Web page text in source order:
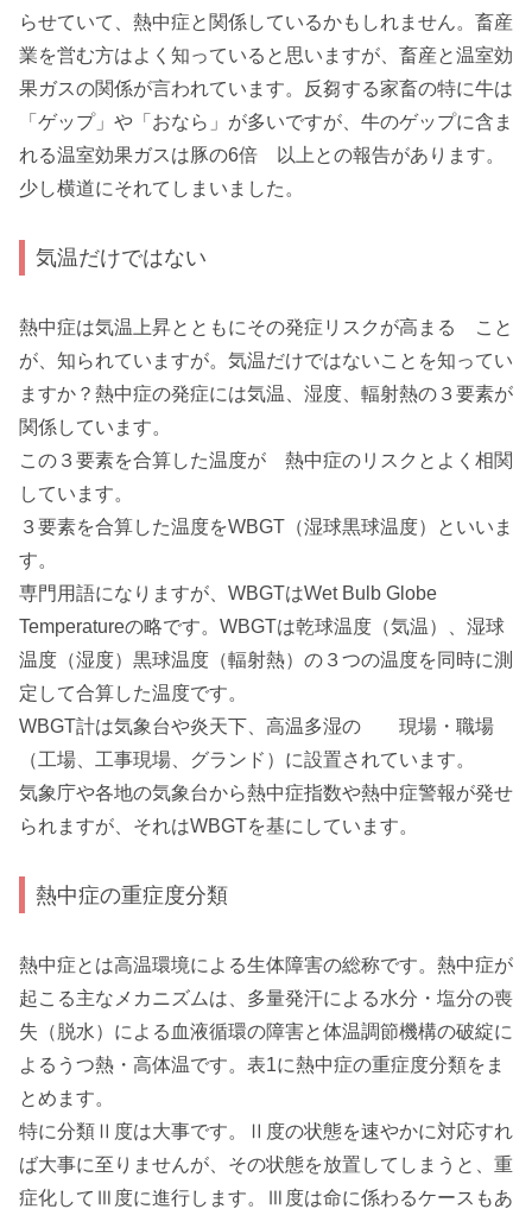
らせていて、熱中症と関係しているかもしれません。畜産
業を営む方はよく知っていると思いますが、畜産と温室効
果ガスの関係が言われています。反芻する家畜の特に牛は
「ゲップ」や「おなら」が多いですが、牛のゲップに含ま
れる温室効果ガスは豚の6倍 以上との報告があります。
少し横道にそれてしまいました。
気温だけではない
熱中症は気温上昇とともにその発症リスクが高まる こと
が、知られていますが。気温だけではないことを知ってい
ますか？熱中症の発症には気温、湿度、輻射熱の３要素が
関係しています。
この３要素を合算した温度が 熱中症のリスクとよく相関
しています。
３要素を合算した温度をWBGT（湿球黒球温度）といいま
す。
専門用語になりますが、WBGTはWet Bulb Globe
Temperatureの略です。WBGTは乾球温度（気温）、湿球
温度（湿度）黒球温度（輻射熱）の３つの温度を同時に測
定して合算した温度です。
WBGT計は気象台や炎天下、高温多湿の 現場・職場
（工場、工事現場、グランド）に設置されています。
気象庁や各地の気象台から熱中症指数や熱中症警報が発せ
られますが、それはWBGTを基にしています。
熱中症の重症度分類
熱中症とは高温環境による生体障害の総称です。熱中症が
起こる主なメカニズムは、多量発汗による水分・塩分の喪
失（脱水）による血液循環の障害と体温調節機構の破綻に
よるうつ熱・高体温です。表1に熱中症の重症度分類をま
とめます。
特に分類Ⅱ度は大事です。Ⅱ度の状態を速やかに対応すれ
ば大事に至りませんが、その状態を放置してしまうと、重
症化してⅢ度に進行します。Ⅲ度は命に係わるケースもあ